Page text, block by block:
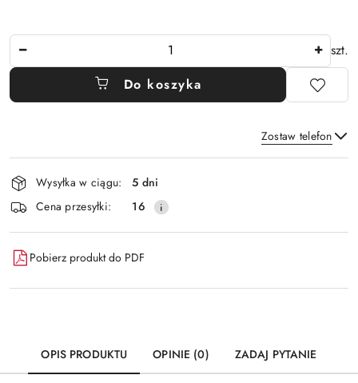
szt.
Do koszyka
Zostaw telefon
Wyślij
Dostępność
i
dostawa
Wysyłka w ciągu:
5 dni
Cena przesyłki:
16
Pobierz produkt do PDF
OPIS PRODUKTU OPINIE (0) ZADAJ PYTANIE